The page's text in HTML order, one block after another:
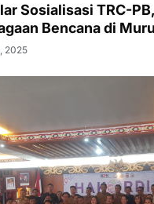
Sosialisasi TRC-
Bencana di
2025